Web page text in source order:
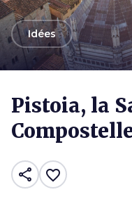
arrow_backIdées
Pistoia, la
share favorite_border